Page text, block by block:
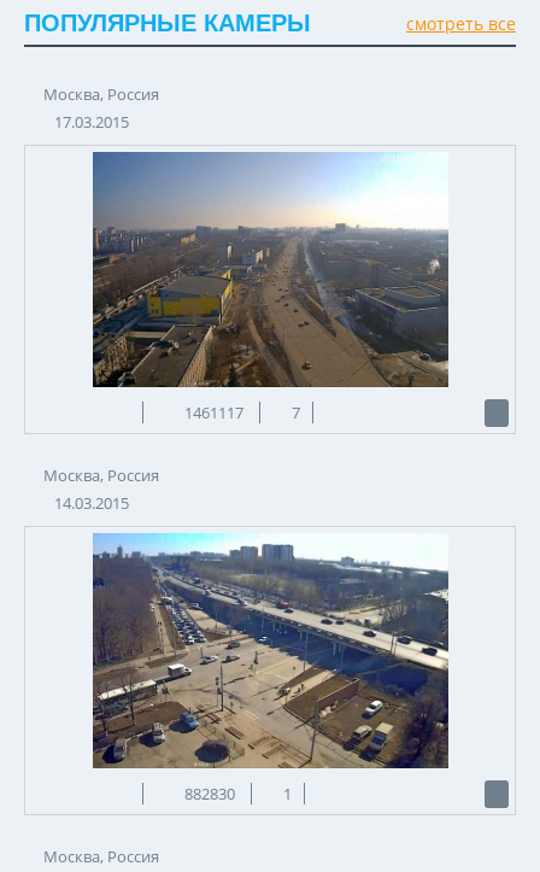
ПОПУЛЯРНЫЕ КАМЕРЫ смотреть все
Москва, Россия
17.03.2015
1461117 7
Москва, Россия
14.03.2015
882830 1
Москва, Россия